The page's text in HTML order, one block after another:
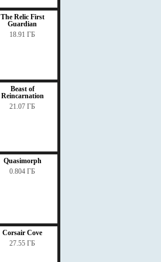
The Relic First
Guardian
18.91 ГБ
Beast of
Reincarnation
21.07 ГБ
Quasimorph
0.804 ГБ
Corsair Cove
27.55 ГБ